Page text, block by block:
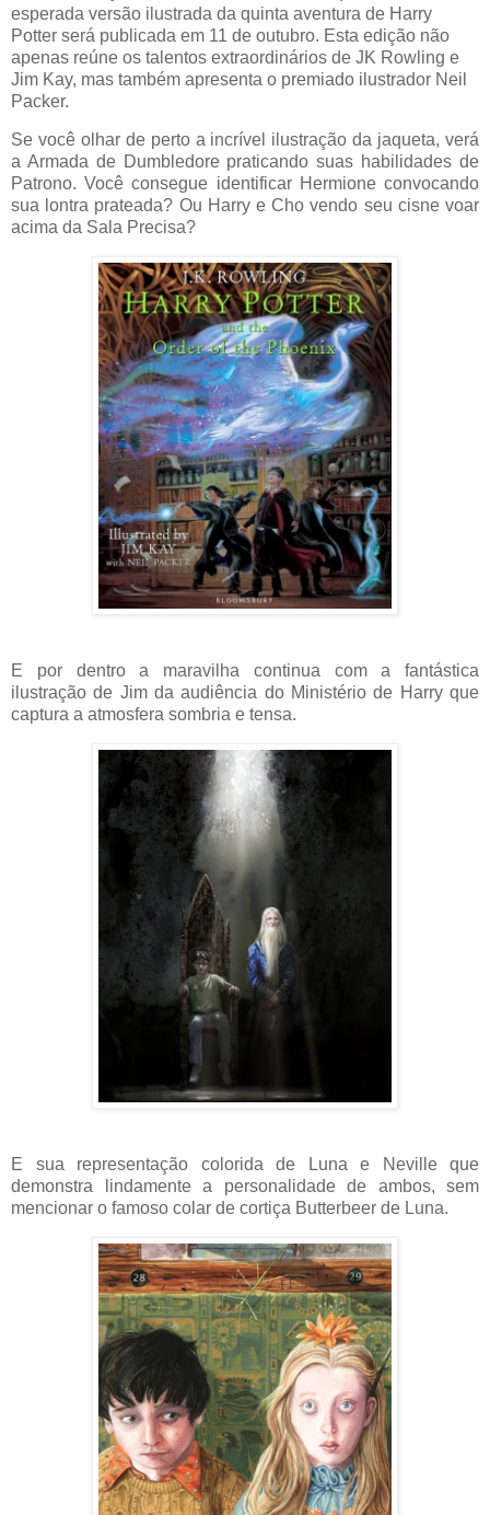
esperada versão ilustrada da quinta aventura de Harry
Potter será publicada em 11 de outubro. Esta edição não
apenas reúne os talentos extraordinários de JK Rowling e
Jim Kay, mas também apresenta o premiado ilustrador Neil
Packer.
Se você olhar de perto a incrível ilustração da jaqueta, verá
a Armada de Dumbledore praticando suas habilidades de
Patrono. Você consegue identificar Hermione convocando
sua lontra prateada? Ou Harry e Cho vendo seu cisne voar
acima da Sala Precisa?
E por dentro a maravilha continua com a fantástica
ilustração de Jim da audiência do Ministério de Harry que
captura a atmosfera sombria e tensa.
E sua representação colorida de Luna e Neville que
demonstra lindamente a personalidade de ambos, sem
mencionar o famoso colar de cortiça Butterbeer de Luna.